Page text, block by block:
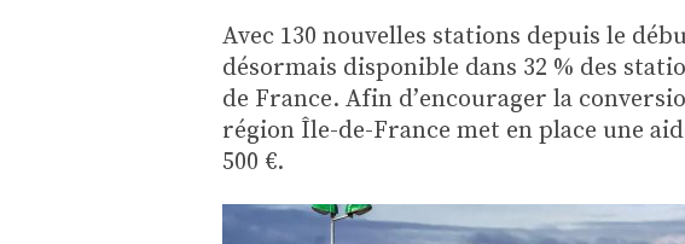
Phaco quand tu nous tiens … Les
Avec 130 nouvelles stations depuis le
désormais disponible dans 32 % des
de France. Afin d’encourager la
région Île-de-France met en place une
500 €.